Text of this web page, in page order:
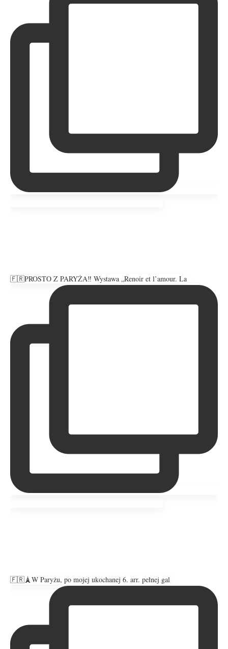
🇫🇷PROSTO Z PARYŻA‼️ Wystawa „Renoir et l’amour. La
🇫🇷🗼W Paryżu, po mojej ukochanej 6. arr. pełnej gal